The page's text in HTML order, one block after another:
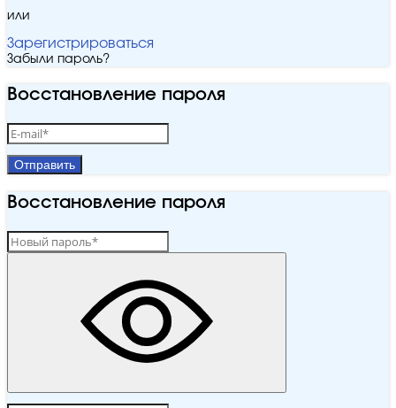
или
Зарегистрироваться
Забыли пароль?
Восстановление пароля
Отправить
Восстановление пароля